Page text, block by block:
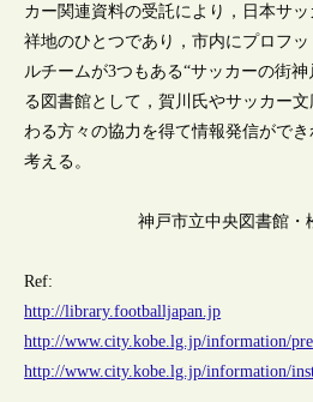
カー関連資料の受託により，日本サッ
祥地のひとつであり，市内にプロフッ
ルチームが3つもある“サッカーの街神
る図書館として，賀川氏やサッカー文
わる方々の協力を得て情報発信ができ
考える。
神戸市立中央図書館・
Ref:
http://library.footballjapan.jp
http://www.city.kobe.lg.jp/information/
http://www.city.kobe.lg.jp/information/